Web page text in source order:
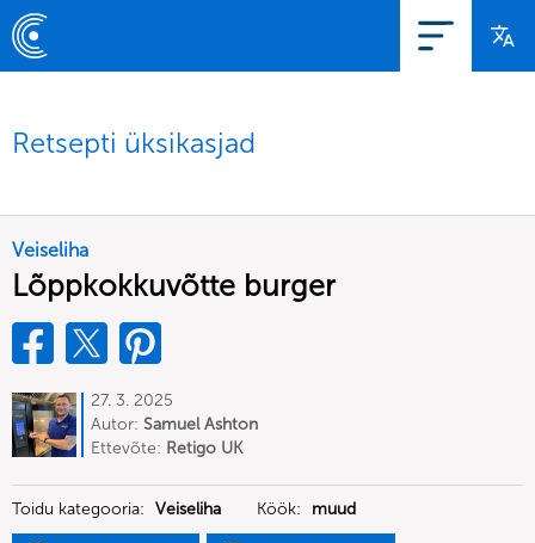
Retsepti üksikasjad
Veiseliha
Lõppkokkuvõtte burger
27. 3. 2025
Autor: Samuel Ashton
Ettevõte: Retigo UK
Toidu kategooria: Veiseliha Köök: muud